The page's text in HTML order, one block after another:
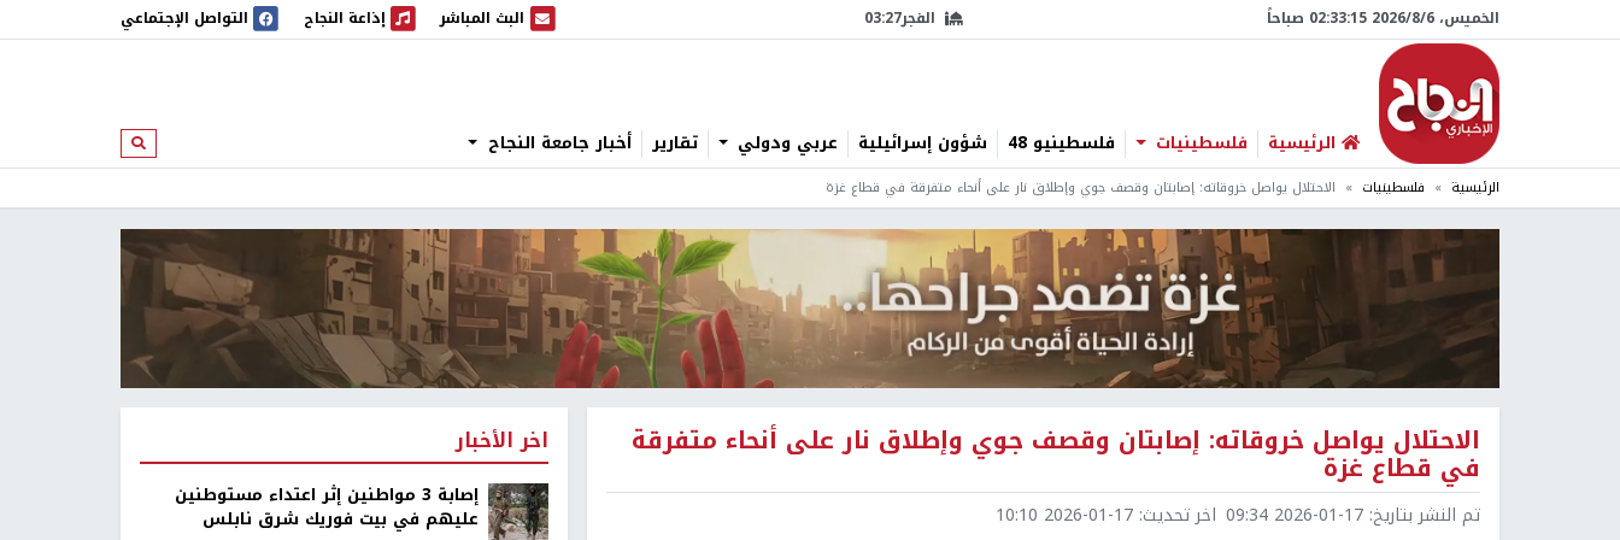
الخميس، 6/‏8/‏2026 02:33:16 صباحاً الفجر03:27 البث المباشر
البث المباشر إذاعة النجاح
إذاعة النجاح التواصل الإجتماعي
الرئيسية فلسطينيات فلسطينيو 48 شؤون إسرائيلية عربي ودولي تقارير أخبار جامعة النجاح ابحث
الرئيسية فلسطينيات الاحتلال يواصل خروقاته: إصابتان وقصف جوي وإطلاق نار على أنحاء متفرقة في قطاع غزة
الاحتلال يواصل خروقاته: إصابتان وقصف جوي وإطلاق نار على أنحاء متفرقة
في قطاع غزة
تم النشر بتاريخ: 2026-01-17 09:34 اخر تحديث: 2026-01-17 10:10
اخر الأخبار
إصابة 3 مواطنين إثر اعتداء مستوطنين
عليهم في بيت فوريك شرق نابلس